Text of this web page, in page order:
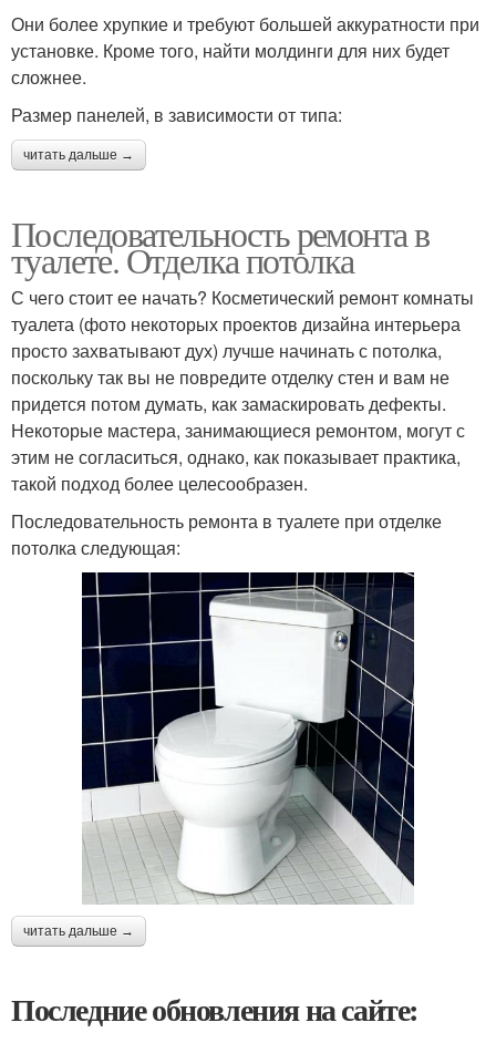
Они более хрупкие и требуют большей аккуратности при
установке. Кроме того, найти молдинги для них будет
сложнее.
Размер панелей, в зависимости от типа:
читать дальше →
Последовательность ремонта в
туалете. Отделка потолка
С чего стоит ее начать? Косметический ремонт комнаты
туалета (фото некоторых проектов дизайна интерьера
просто захватывают дух) лучше начинать с потолка,
поскольку так вы не повредите отделку стен и вам не
придется потом думать, как замаскировать дефекты.
Некоторые мастера, занимающиеся ремонтом, могут с
этим не согласиться, однако, как показывает практика,
такой подход более целесообразен.
Последовательность ремонта в туалете при отделке
потолка следующая:
читать дальше →
Последние обновления на сайте: